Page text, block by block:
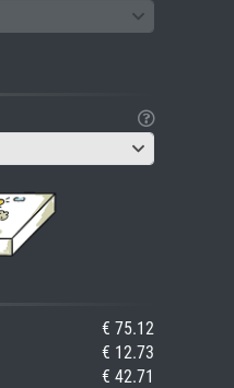
€ 75.12
€ 12.73
€ 42.71